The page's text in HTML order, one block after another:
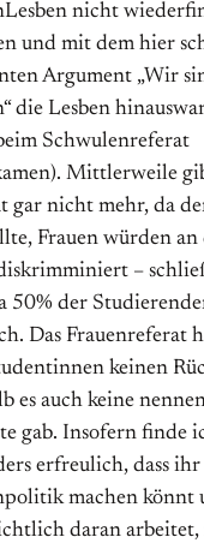
nicht
und mit dem hier
Argument „Wir
die Lesben
Schwulenreferat
Mittlerweile
gar nicht mehr, da
Frauen würden
–
50% der
Das Frauenreferat
keinen
es auch keine
gab. Insofern finde
erfreulich, dass
machen könnt
daran